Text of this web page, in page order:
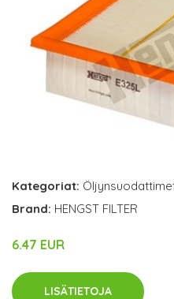
Kategoriat:
Brand: HENGST FILTER
6.47 EUR
LISÄTIETOJA